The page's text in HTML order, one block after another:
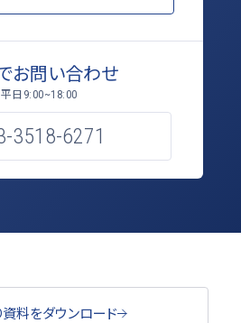
お問い合わせ
平日 9:00~18:00
3518-6271
料をダウンロード